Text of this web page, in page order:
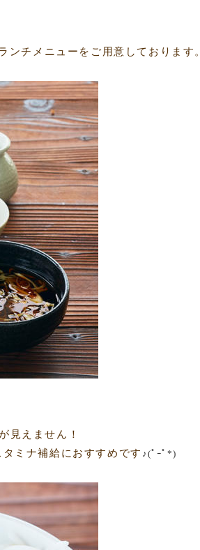
チメニューをご用意しております。
見えません！
ミナ補給におすすめです ♪(ﾟｰﾟ*)